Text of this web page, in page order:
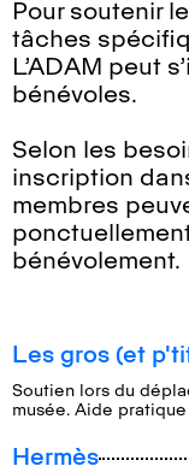
Pour soutenir
tâches
L’ADAM peut
bénévoles.
Selon les
inscription
membres
bénévolement.
Les gros (et
Soutien lors du
musée. Aide
Hermès